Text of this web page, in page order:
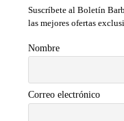
Suscríbete al Boletín
las mejores ofertas
Nombre
Correo electrónico